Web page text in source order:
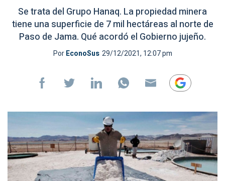
Se trata del Grupo Hanaq. La propiedad minera
tiene una superficie de 7 mil hectáreas al norte de
Paso de Jama. Qué acordó el Gobierno jujeño.
PorEconoSus 29/12/2021, 12:07 pm